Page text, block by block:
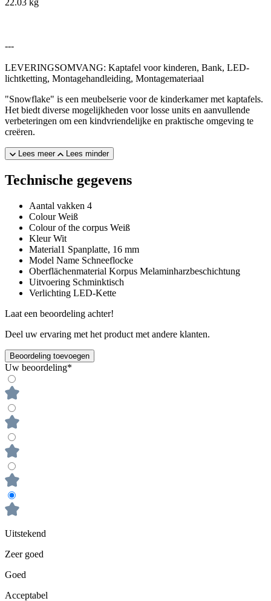
---
LEVERINGSOMVANG: Kaptafel voor kinderen, Bank, LED-
lichtketting, Montagehandleiding, Montagemateriaal
"Snowflake" is een meubelserie voor de kinderkamer met kaptafels.
Het biedt diverse mogelijkheden voor losse units en aanvullende
verbeteringen om een ​​kindvriendelijke en praktische omgeving te
creëren.
Lees meer Lees minder
Technische gegevens
Aantal vakken 4
Colour Weiß
Colour of the corpus Weiß
Kleur Wit
Material1 Spanplatte, 16 mm
Model Name Schneeflocke
Oberflächenmaterial Korpus Melaminharzbeschichtung
Uitvoering Schminktisch
Verlichting LED-Kette
Laat een beoordeling achter!
Deel uw ervaring met het product met andere klanten.
Beoordeling toevoegen
Uw beoordeling*
Uitstekend
Zeer goed
Goed
Acceptabel